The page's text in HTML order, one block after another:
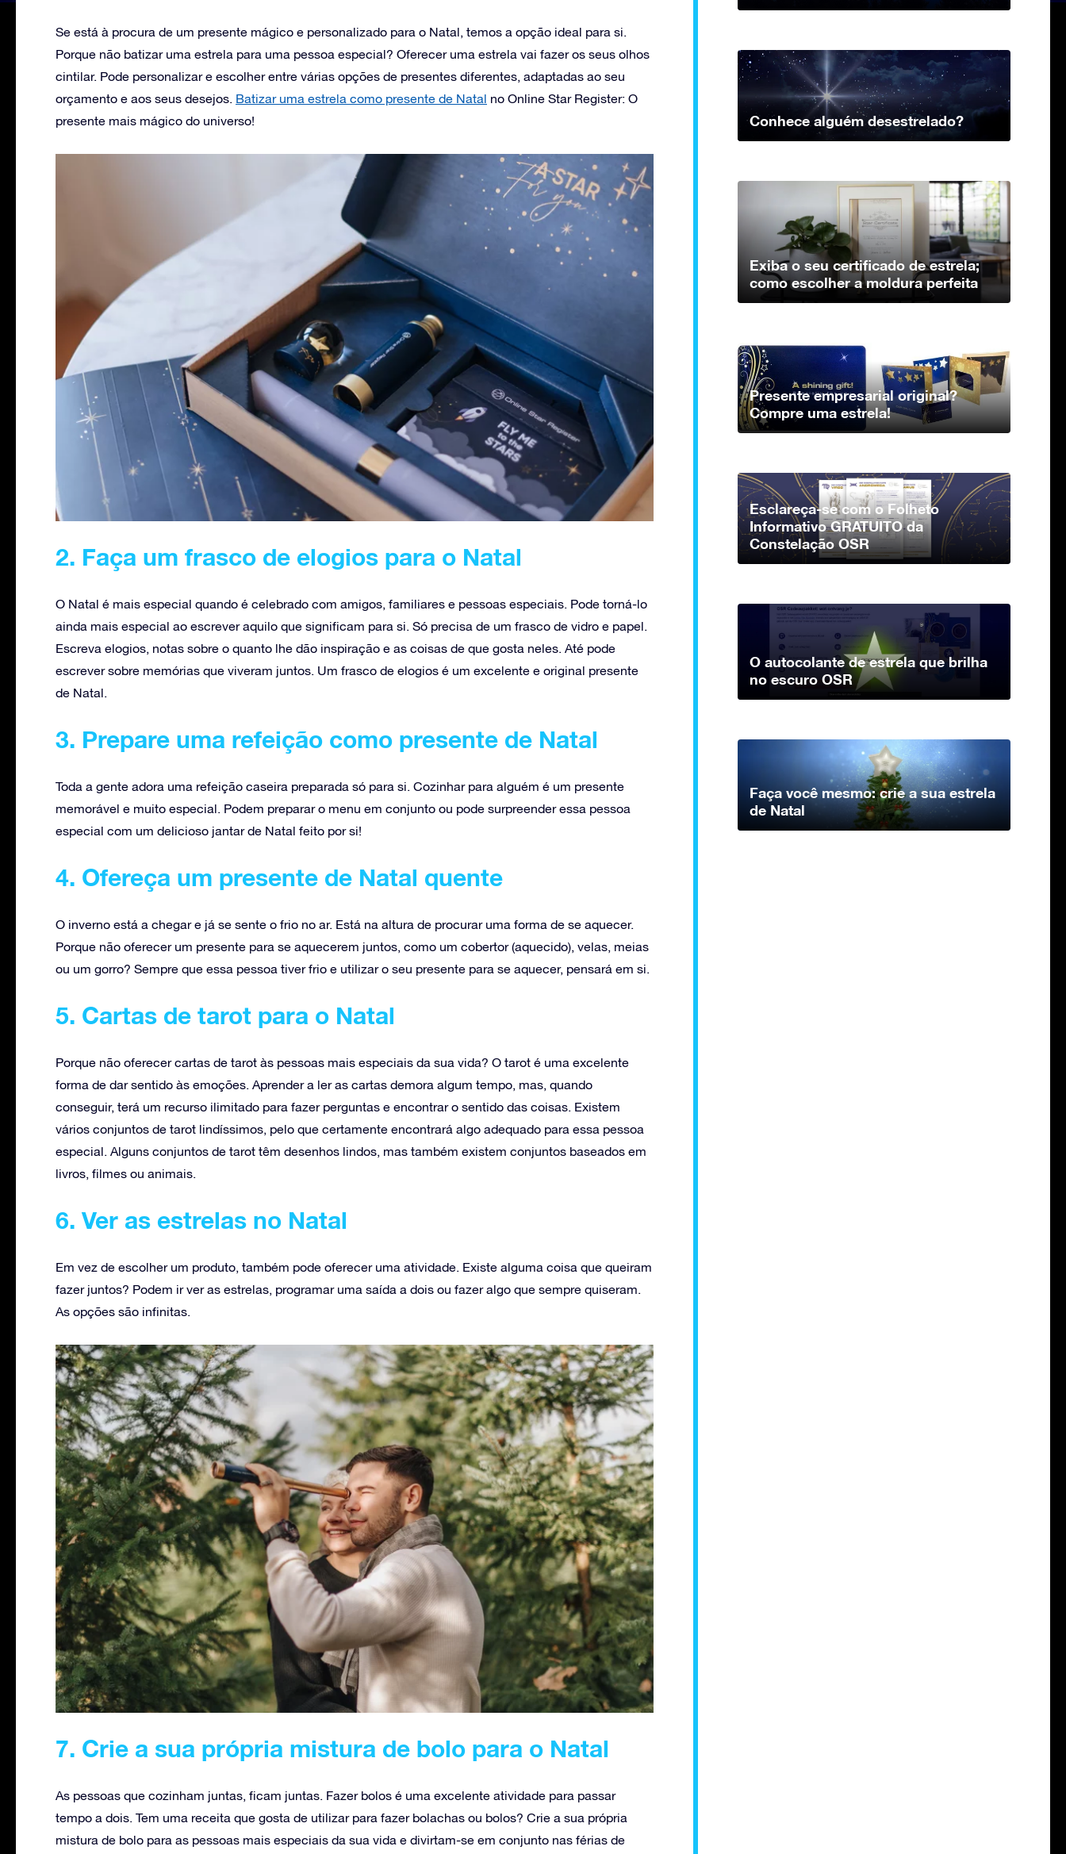
Se está à procura de um presente mágico e personalizado para o Natal, temos a opção ideal para si.
Porque não batizar uma estrela para uma pessoa especial? Oferecer uma estrela vai fazer os seus olhos
cintilar. Pode personalizar e escolher entre várias opções de presentes diferentes, adaptadas ao seu
orçamento e aos seus desejos. Batizar uma estrela como presente de Natal no Online Star Register: O
presente mais mágico do universo!
2. Faça um frasco de elogios para o Natal
O Natal é mais especial quando é celebrado com amigos, familiares e pessoas especiais. Pode torná-lo
ainda mais especial ao escrever aquilo que significam para si. Só precisa de um frasco de vidro e papel.
Escreva elogios, notas sobre o quanto lhe dão inspiração e as coisas de que gosta neles. Até pode
escrever sobre memórias que viveram juntos. Um frasco de elogios é um excelente e original presente
de Natal.
3. Prepare uma refeição como presente de Natal
Toda a gente adora uma refeição caseira preparada só para si. Cozinhar para alguém é um presente
memorável e muito especial. Podem preparar o menu em conjunto ou pode surpreender essa pessoa
especial com um delicioso jantar de Natal feito por si!
4. Ofereça um presente de Natal quente
O inverno está a chegar e já se sente o frio no ar. Está na altura de procurar uma forma de se aquecer.
Porque não oferecer um presente para se aquecerem juntos, como um cobertor (aquecido), velas, meias
ou um gorro? Sempre que essa pessoa tiver frio e utilizar o seu presente para se aquecer, pensará em si.
5. Cartas de tarot para o Natal
Porque não oferecer cartas de tarot às pessoas mais especiais da sua vida? O tarot é uma excelente
forma de dar sentido às emoções. Aprender a ler as cartas demora algum tempo, mas, quando
conseguir, terá um recurso ilimitado para fazer perguntas e encontrar o sentido das coisas. Existem
vários conjuntos de tarot lindíssimos, pelo que certamente encontrará algo adequado para essa pessoa
especial. Alguns conjuntos de tarot têm desenhos lindos, mas também existem conjuntos baseados em
livros, filmes ou animais.
6. Ver as estrelas no Natal
Em vez de escolher um produto, também pode oferecer uma atividade. Existe alguma coisa que queiram
fazer juntos? Podem ir ver as estrelas, programar uma saída a dois ou fazer algo que sempre quiseram.
As opções são infinitas.
7. Crie a sua própria mistura de bolo para o Natal
As pessoas que cozinham juntas, ficam juntas. Fazer bolos é uma excelente atividade para passar
tempo a dois. Tem uma receita que gosta de utilizar para fazer bolachas ou bolos? Crie a sua própria
mistura de bolo para as pessoas mais especiais da sua vida e divirtam-se em conjunto nas férias de
Conhece alguém desestrelado?
Exiba o seu certificado de estrela;
como escolher a moldura perfeita
Presente empresarial original?
Compre uma estrela!
Esclareça-se com o Folheto
Informativo GRATUITO da
Constelação OSR
O autocolante de estrela que brilha
no escuro OSR
Faça você mesmo: crie a sua estrela
de Natal